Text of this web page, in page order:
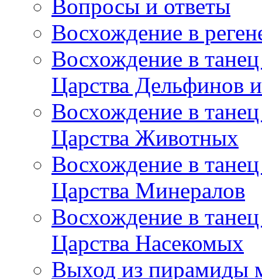
Вопросы и ответы
Восхождение в
Восхождение в
Царства Дельфинов
Восхождение в
Царства Животных
Восхождение в
Царства Минералов
Восхождение в
Царства Насекомых
Выход из пирамиды